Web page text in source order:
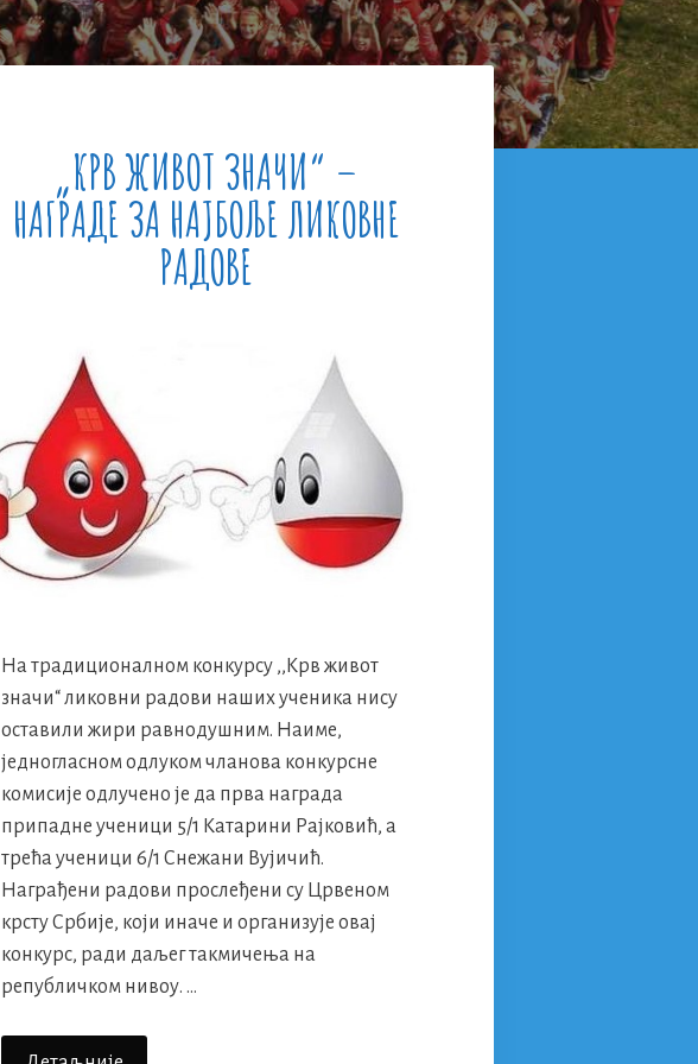
„КРВ ЖИВОТ ЗНАЧИ“ –
НАГРАДЕ ЗА НАЈБОЉЕ ЛИКОВНЕ
РАДОВЕ
На традиционалном конкурсу ,,Крв живот
значи“ ликовни радови наших ученика нису
оставили жири равнодушним. Наиме,
једногласном одлуком чланова конкурсне
комисије одлучено је да прва награда
припадне ученици 5/1 Катарини Рајковић, а
трећа ученици 6/1 Снежани Вујичић.
Награђени радови прослеђени су Црвеном
крсту Србије, који иначе и организује овај
конкурс, ради даљег такмичења на
републичком нивоу. …